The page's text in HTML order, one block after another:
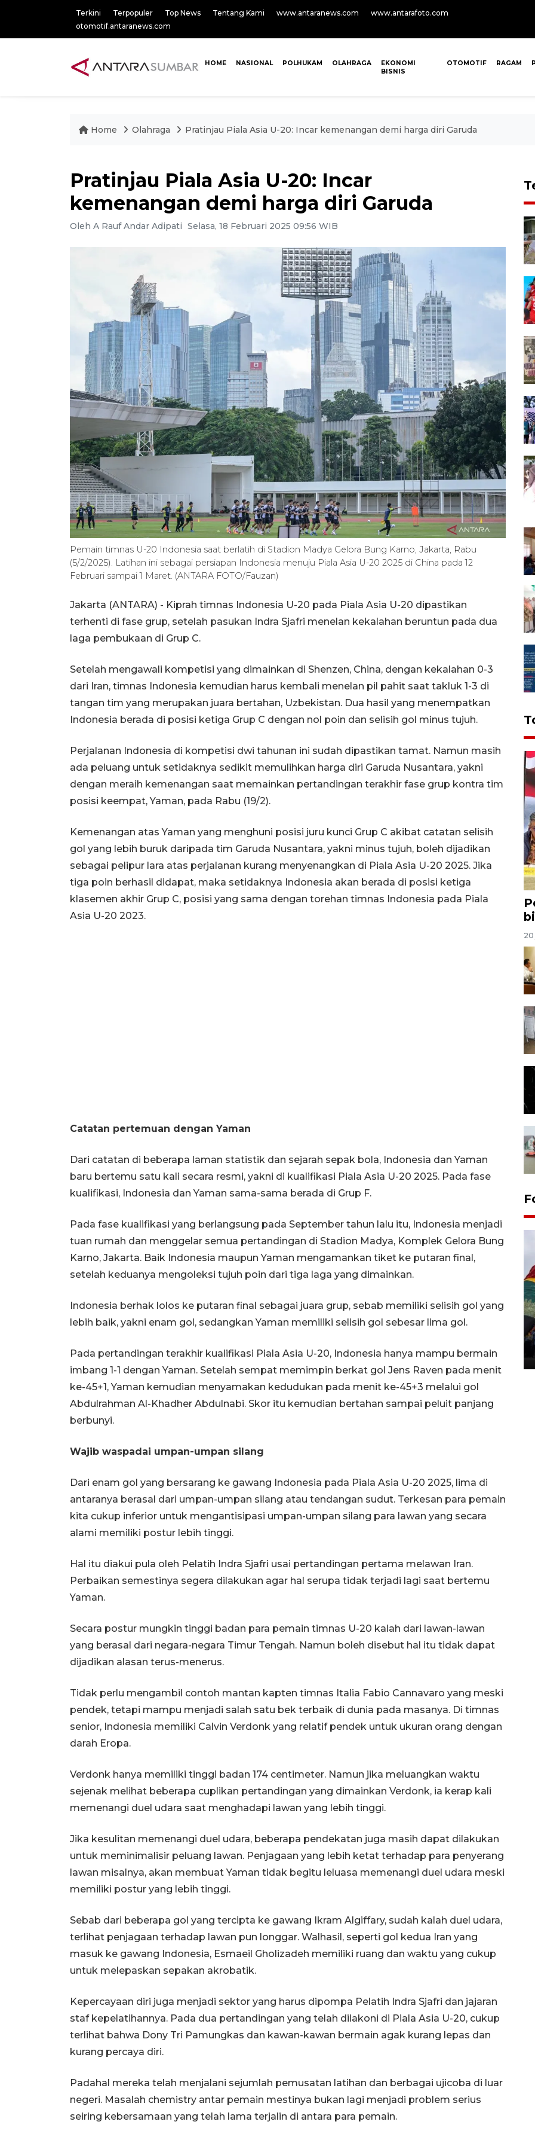
Terkini Terpopuler Top News Tentang Kami www.antaranews.com
www.antarafoto.com
otomotif.antaranews.com
HOME NASIONAL POLHUKAM OLAHRAGA
EKONOMI
BISNIS
OTOMOTIF RAGAM
Home Olahraga Pratinjau Piala Asia U-20: Incar kemenangan demi harga diri Garuda
Pratinjau Piala Asia U-20: Incar
kemenangan demi harga diri Garuda
Oleh A Rauf Andar Adipati Selasa, 18 Februari 2025 09:56 WIB
Pemain timnas U-20 Indonesia saat berlatih di Stadion Madya Gelora Bung Karno, Jakarta, Rabu
(5/2/2025). Latihan ini sebagai persiapan Indonesia menuju Piala Asia U-20 2025 di China pada 12
Februari sampai 1 Maret. (ANTARA FOTO/Fauzan)
Jakarta (ANTARA) - Kiprah timnas Indonesia U-20 pada Piala Asia U-20 dipastikan
terhenti di fase grup, setelah pasukan Indra Sjafri menelan kekalahan beruntun pada dua
laga pembukaan di Grup C.
Setelah mengawali kompetisi yang dimainkan di Shenzen, China, dengan kekalahan 0-3
dari Iran, timnas Indonesia kemudian harus kembali menelan pil pahit saat takluk 1-3 di
tangan tim yang merupakan juara bertahan, Uzbekistan. Dua hasil yang menempatkan
Indonesia berada di posisi ketiga Grup C dengan nol poin dan selisih gol minus tujuh.
Perjalanan Indonesia di kompetisi dwi tahunan ini sudah dipastikan tamat. Namun masih
ada peluang untuk setidaknya sedikit memulihkan harga diri Garuda Nusantara, yakni
dengan meraih kemenangan saat memainkan pertandingan terakhir fase grup kontra tim
posisi keempat, Yaman, pada Rabu (19/2).
Kemenangan atas Yaman yang menghuni posisi juru kunci Grup C akibat catatan selisih
gol yang lebih buruk daripada tim Garuda Nusantara, yakni minus tujuh, boleh dijadikan
sebagai pelipur lara atas perjalanan kurang menyenangkan di Piala Asia U-20 2025. Jika
tiga poin berhasil didapat, maka setidaknya Indonesia akan berada di posisi ketiga
klasemen akhir Grup C, posisi yang sama dengan torehan timnas Indonesia pada Piala
Asia U-20 2023.
Catatan pertemuan dengan Yaman
Dari catatan di beberapa laman statistik dan sejarah sepak bola, Indonesia dan Yaman
baru bertemu satu kali secara resmi, yakni di kualifikasi Piala Asia U-20 2025. Pada fase
kualifikasi, Indonesia dan Yaman sama-sama berada di Grup F.
Pada fase kualifikasi yang berlangsung pada September tahun lalu itu, Indonesia menjadi
tuan rumah dan menggelar semua pertandingan di Stadion Madya, Komplek Gelora Bung
Karno, Jakarta. Baik Indonesia maupun Yaman mengamankan tiket ke putaran final,
setelah keduanya mengoleksi tujuh poin dari tiga laga yang dimainkan.
Indonesia berhak lolos ke putaran final sebagai juara grup, sebab memiliki selisih gol yang
lebih baik, yakni enam gol, sedangkan Yaman memiliki selisih gol sebesar lima gol.
Pada pertandingan terakhir kualifikasi Piala Asia U-20, Indonesia hanya mampu bermain
imbang 1-1 dengan Yaman. Setelah sempat memimpin berkat gol Jens Raven pada menit
ke-45+1, Yaman kemudian menyamakan kedudukan pada menit ke-45+3 melalui gol
Abdulrahman Al-Khadher Abdulnabi. Skor itu kemudian bertahan sampai peluit panjang
berbunyi.
Wajib waspadai umpan-umpan silang
Dari enam gol yang bersarang ke gawang Indonesia pada Piala Asia U-20 2025, lima di
antaranya berasal dari umpan-umpan silang atau tendangan sudut. Terkesan para pemain
kita cukup inferior untuk mengantisipasi umpan-umpan silang para lawan yang secara
alami memiliki postur lebih tinggi.
Hal itu diakui pula oleh Pelatih Indra Sjafri usai pertandingan pertama melawan Iran.
Perbaikan semestinya segera dilakukan agar hal serupa tidak terjadi lagi saat bertemu
Yaman.
Secara postur mungkin tinggi badan para pemain timnas U-20 kalah dari lawan-lawan
yang berasal dari negara-negara Timur Tengah. Namun boleh disebut hal itu tidak dapat
dijadikan alasan terus-menerus.
Tidak perlu mengambil contoh mantan kapten timnas Italia Fabio Cannavaro yang meski
pendek, tetapi mampu menjadi salah satu bek terbaik di dunia pada masanya. Di timnas
senior, Indonesia memiliki Calvin Verdonk yang relatif pendek untuk ukuran orang dengan
darah Eropa.
Verdonk hanya memiliki tinggi badan 174 centimeter. Namun jika meluangkan waktu
sejenak melihat beberapa cuplikan pertandingan yang dimainkan Verdonk, ia kerap kali
memenangi duel udara saat menghadapi lawan yang lebih tinggi.
Jika kesulitan memenangi duel udara, beberapa pendekatan juga masih dapat dilakukan
untuk meminimalisir peluang lawan. Penjagaan yang lebih ketat terhadap para penyerang
lawan misalnya, akan membuat Yaman tidak begitu leluasa memenangi duel udara meski
memiliki postur yang lebih tinggi.
Sebab dari beberapa gol yang tercipta ke gawang Ikram Algiffary, sudah kalah duel udara,
terlihat penjagaan terhadap lawan pun longgar. Walhasil, seperti gol kedua Iran yang
masuk ke gawang Indonesia, Esmaeil Gholizadeh memiliki ruang dan waktu yang cukup
untuk melepaskan sepakan akrobatik.
Kepercayaan diri juga menjadi sektor yang harus dipompa Pelatih Indra Sjafri dan jajaran
staf kepelatihannya. Pada dua pertandingan yang telah dilakoni di Piala Asia U-20, cukup
terlihat bahwa Dony Tri Pamungkas dan kawan-kawan bermain agak kurang lepas dan
kurang percaya diri.
Padahal mereka telah menjalani sejumlah pemusatan latihan dan berbagai ujicoba di luar
negeri. Masalah chemistry antar pemain mestinya bukan lagi menjadi problem serius
seiring kebersamaan yang telah lama terjalin di antara para pemain.
20
Penggantian konstruksi jalan
05 August 2026 10:35 WIB